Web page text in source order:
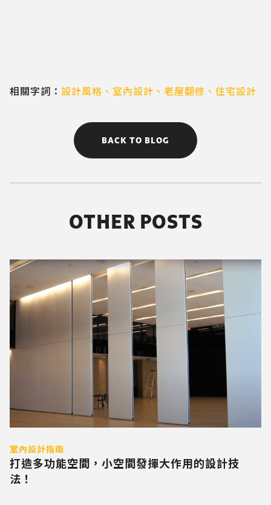
相關字詞： 設計風格 、 室內設計 、 老屋翻修 、 住宅設計
BACK TO BLOG
OTHER POSTS
室內設計指南
打造多功能空間，小空間發揮大作用的設計技
法！